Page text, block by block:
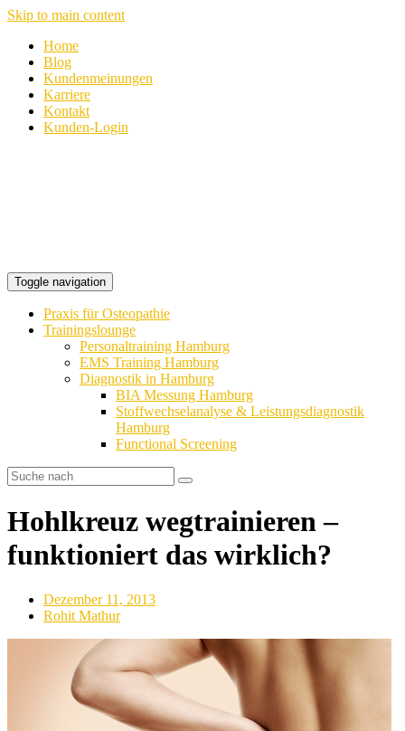
Skip to main content
Home
Blog
Kundenmeinungen
Karriere
Kontakt
Kunden-Login
Toggle navigation
Praxis für Osteopathie
Trainingslounge
Personaltraining Hamburg
EMS Training Hamburg
Diagnostik in Hamburg
BIA Messung Hamburg
Stoffwechselanalyse & Leistungsdiagnostik
Hamburg
Functional Screening
Hohlkreuz wegtrainieren –
funktioniert das wirklich?
Dezember 11, 2013
Rohit Mathur